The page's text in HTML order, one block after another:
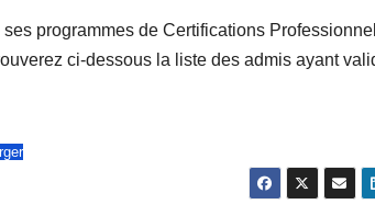
programmes de Certifications
ci-dessous la liste des admis ayant